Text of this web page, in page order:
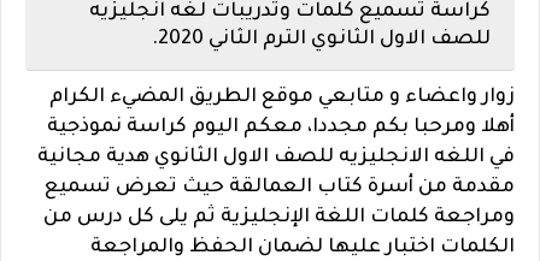
كراسة تسميع كلمات وتدريبات لغه انجليزيه
للصف الاول الثانوي الترم الثاني 2020.
زوار واعضاء و متابعي موقع الطريق المضيء الكرام
أهلا ومرحبا بكم مجددا، معكم اليوم كراسة نموذجية
في اللغه الانجليزيه للصف الاول الثانوي هدية مجانية
مقدمة من أسرة كتاب العمالقة حيث تعرض تسميع
ومراجعة كلمات اللغة الإنجليزية ثم يلى كل درس من
الكلمات اختبار عليها لضمان الحفظ والمراجعة